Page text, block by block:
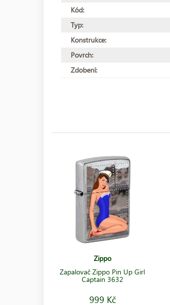
Kód:
Typ:
Konstrukce:
Povrch:
Zdobení:
Zippo
Zapalovač Zippo Pin Up Girl
Captain 3632
999 Kč